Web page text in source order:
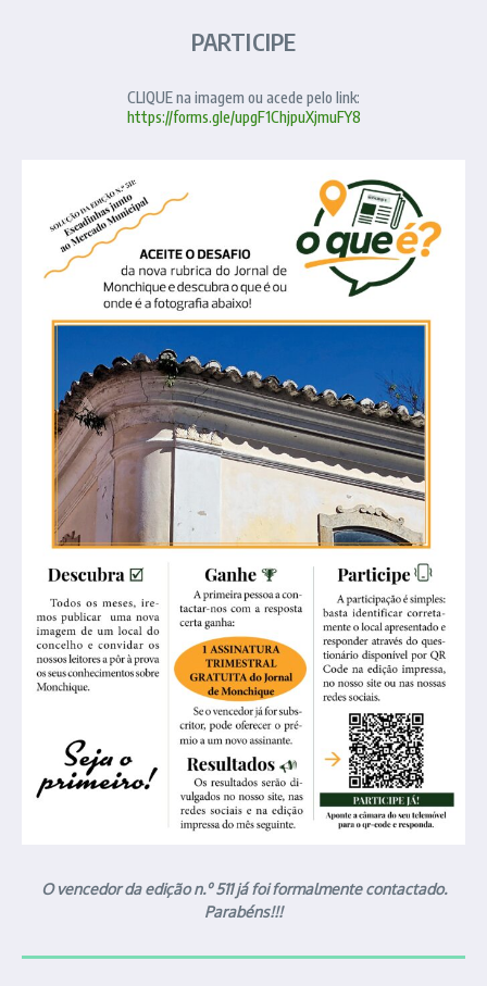
PARTICIPE
CLIQUE na imagem ou acede pelo link:
https://forms.gle/upgF1ChjpuXjmuFY8
O vencedor da edição n.º 511 já foi formalmente contactado.
Parabéns!!!